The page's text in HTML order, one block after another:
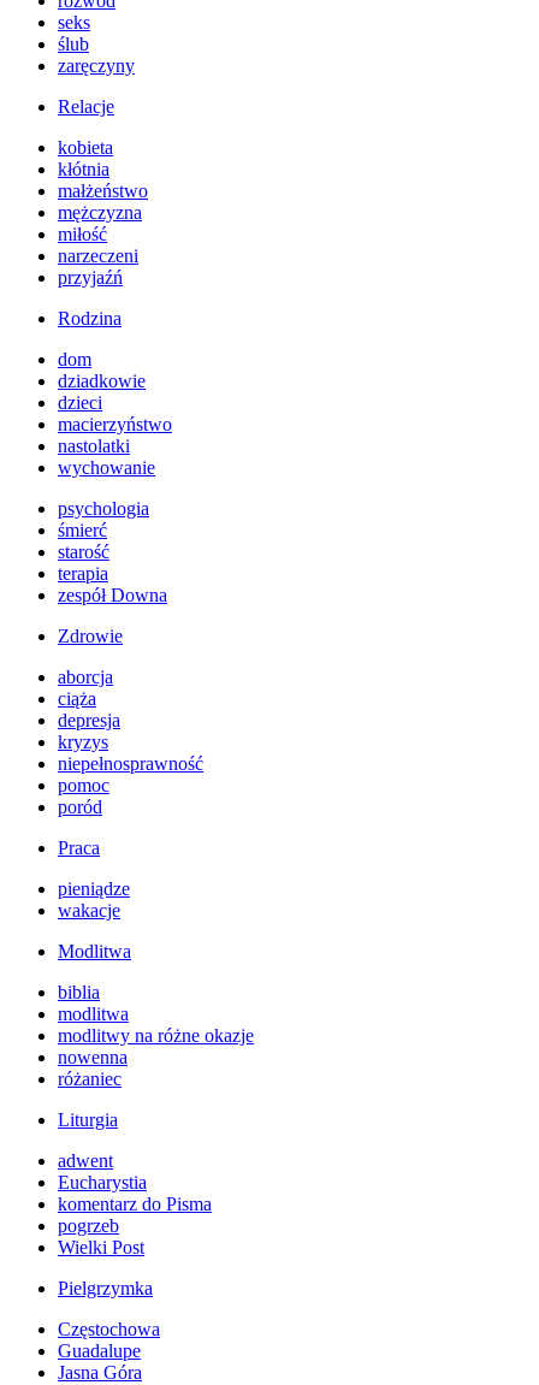
seks
ślub
zaręczyny
Relacje
kobieta
kłótnia
małżeństwo
mężczyzna
miłość
narzeczeni
przyjaźń
Rodzina
dom
dziadkowie
dzieci
macierzyństwo
nastolatki
wychowanie
psychologia
śmierć
starość
terapia
zespół Downa
Zdrowie
aborcja
ciąża
depresja
kryzys
niepełnosprawność
pomoc
poród
Praca
pieniądze
wakacje
Modlitwa
biblia
modlitwa
modlitwy na różne okazje
nowenna
różaniec
Liturgia
adwent
Eucharystia
komentarz do Pisma
pogrzeb
Wielki Post
Pielgrzymka
Częstochowa
Guadalupe
Jasna Góra